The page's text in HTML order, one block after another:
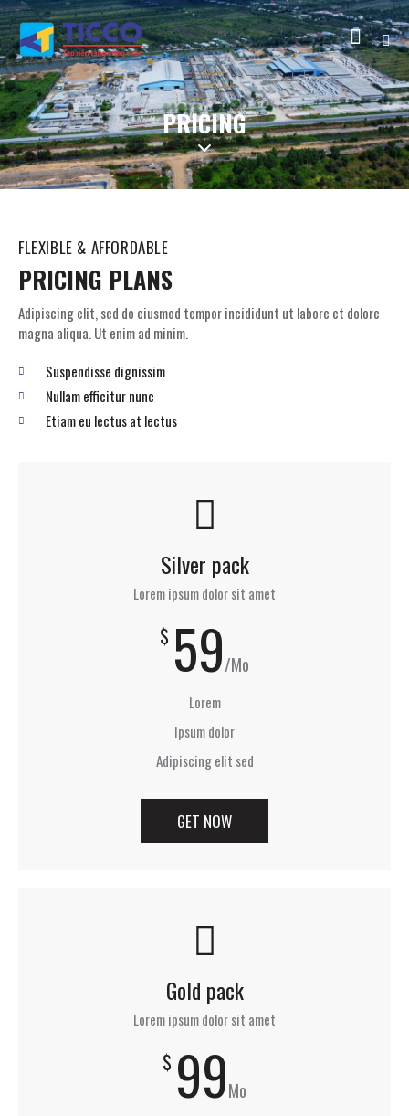
PRICING
Gold pack
Lorem ipsum dolor sit amet
$ 99Mo
Silver pack
Lorem ipsum dolor sit amet
$ 59/Mo
Lorem
Ipsum dolor
Adipiscing elit sed
GET NOW
FLEXIBLE & AFFORDABLE
PRICING PLANS
Adipiscing elit, sed do eiusmod tempor incididunt ut labore et dolore
magna aliqua. Ut enim ad minim.
Suspendisse dignissim
Nullam efficitur nunc
Etiam eu lectus at lectus